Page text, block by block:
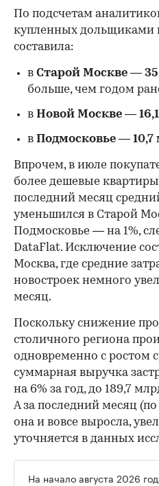
По подсчетам
купленных дольщиками
составила:
в Старой Москве —
больше, чем годом
в Новой Москве —
в Подмосковье —
Впрочем, в июле
более дешевые
последний месяц
уменьшился в Старой
Подмосковье — на 1%,
DataFlat. Исключение
Москва, где средние
новостроек немного
месяц.
Поскольку снижение
столичного региона
одновременно с ростом
суммарная выручка
на 6% за год, до 189,7
А за последний месяц
она и вовсе выросла,
уточняется в данных
На начало августа 2026